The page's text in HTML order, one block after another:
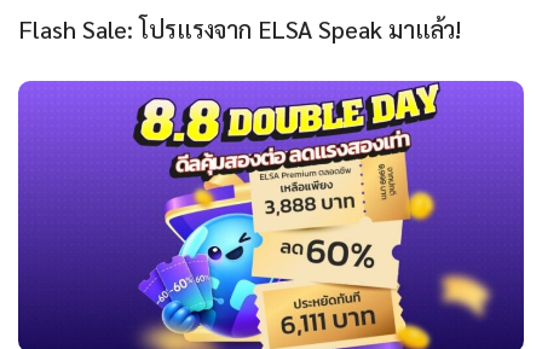
Flash Sale: โปรแรงจาก ELSA Speak มาแล้ว!